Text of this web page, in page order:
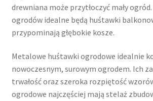
drewniana może przytłoczyć mały
ogrodów idealne będą huśtawki
przypominają głębokie kosze.
Metalowe huśtawki ogrodowe idealnie
nowoczesnym, surowym ogrodem. Ich
trwałość oraz szeroka rozpiętość
ogrodowe najczęściej mają stelaż